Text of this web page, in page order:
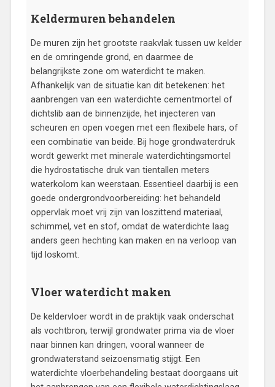
Keldermuren behandelen
De muren zijn het grootste raakvlak tussen uw kelder
en de omringende grond, en daarmee de
belangrijkste zone om waterdicht te maken.
Afhankelijk van de situatie kan dit betekenen: het
aanbrengen van een waterdichte cementmortel of
dichtslib aan de binnenzijde, het injecteren van
scheuren en open voegen met een flexibele hars, of
een combinatie van beide. Bij hoge grondwaterdruk
wordt gewerkt met minerale waterdichtingsmortel
die hydrostatische druk van tientallen meters
waterkolom kan weerstaan. Essentieel daarbij is een
goede ondergrondvoorbereiding: het behandeld
oppervlak moet vrij zijn van loszittend materiaal,
schimmel, vet en stof, omdat de waterdichte laag
anders geen hechting kan maken en na verloop van
tijd loskomt.
Vloer waterdicht maken
De keldervloer wordt in de praktijk vaak onderschat
als vochtbron, terwijl grondwater prima via de vloer
naar binnen kan dringen, vooral wanneer de
grondwaterstand seizoensmatig stijgt. Een
waterdichte vloerbehandeling bestaat doorgaans uit